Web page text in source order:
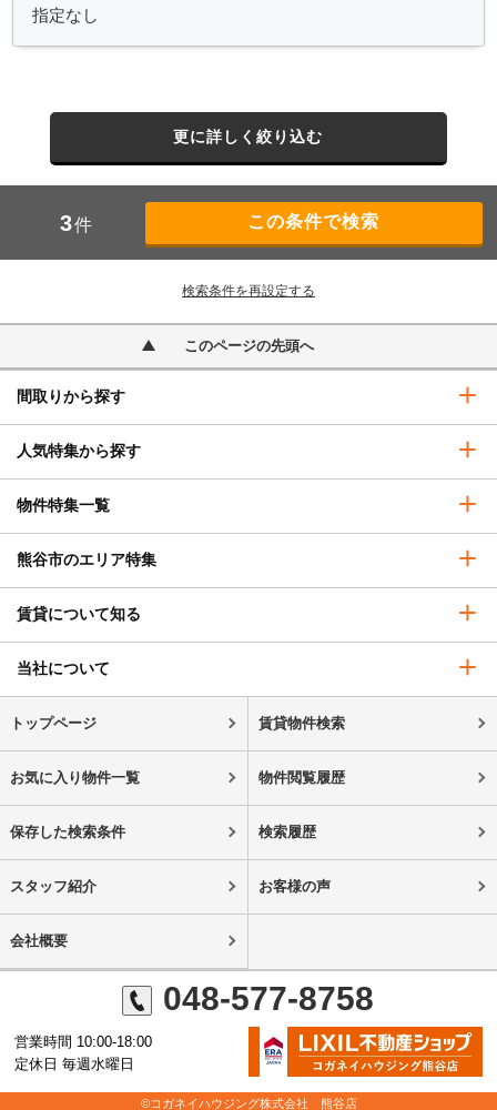
更に詳しく絞り込む
3件
検索条件を再設定する
このページの先頭へ
間取りから探す
人気特集から探す
物件特集一覧
熊谷市のエリア特集
賃貸について知る
当社について
トップページ 賃貸物件検索
お気に入り物件一覧 物件閲覧履歴
保存した検索条件 検索履歴
スタッフ紹介 お客様の声
会社概要
048-577-8758
営業時間 10:00-18:00
定休日 毎週水曜日
©コガネイハウジング株式会社 熊谷店